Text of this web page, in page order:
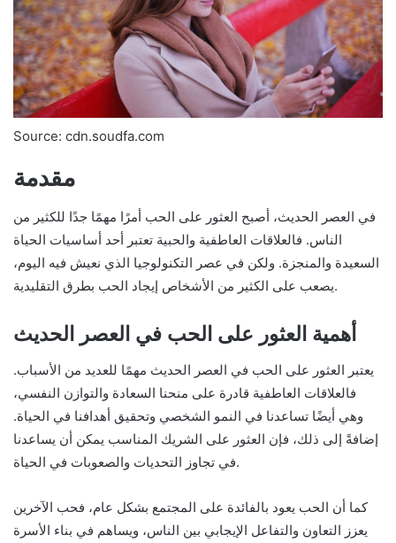
Source: cdn.soudfa.com
مقدمة
في العصر الحديث، أصبح العثور على الحب أمرًا مهمًا جدًا للكثير من
الناس. فالعلاقات العاطفية والحبية تعتبر أحد أساسيات الحياة
السعيدة والمنجزة. ولكن في عصر التكنولوجيا الذي نعيش فيه اليوم،
يصعب على الكثير من الأشخاص إيجاد الحب بطرق التقليدية.
أهمية العثور على الحب في العصر الحديث
يعتبر العثور على الحب في العصر الحديث مهمًا للعديد من الأسباب.
فالعلاقات العاطفية قادرة على منحنا السعادة والتوازن النفسي،
وهي أيضًا تساعدنا في النمو الشخصي وتحقيق أهدافنا في الحياة.
إضافةً إلى ذلك، فإن العثور على الشريك المناسب يمكن أن يساعدنا
في تجاوز التحديات والصعوبات في الحياة.
كما أن الحب يعود بالفائدة على المجتمع بشكل عام، فحب الآخرين
يعزز التعاون والتفاعل الإيجابي بين الناس، ويساهم في بناء الأسرة